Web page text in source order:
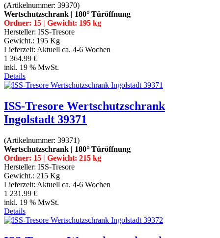
(Artikelnummer: 39370)
Wertschutzschrank | 180° Türöffnung
Ordner: 15 | Gewicht: 195 kg
Hersteller: ISS-Tresore
Gewicht.: 195 Kg
Lieferzeit: Aktuell ca. 4-6 Wochen
1 364.99 €
inkl. 19 % MwSt.
Details
ISS-Tresore Wertschutzschrank
Ingolstadt 39371
(Artikelnummer: 39371)
Wertschutzschrank | 180° Türöffnung
Ordner: 15 | Gewicht: 215 kg
Hersteller: ISS-Tresore
Gewicht.: 215 Kg
Lieferzeit: Aktuell ca. 4-6 Wochen
1 231.99 €
inkl. 19 % MwSt.
Details